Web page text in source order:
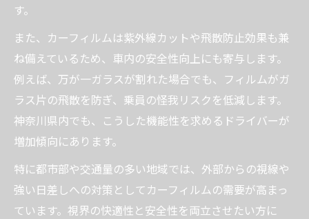
効果
断熱やゴーストフィルムとの違いと選び方
のコツ
カーフィルムの透明感とプライバシー確保
の関係
定術
カーフィルム施工の費用相場と安く抑える
す。
また、カーフィルムは紫外線カットや飛散防止効果も兼
ね備えているため、車内の安全性向上にも寄与します。
例えば、万が一ガラスが割れた場合でも、フィルムがガ
ラス片の飛散を防ぎ、乗員の怪我リスクを低減します。
神奈川県内でも、こうした機能性を求めるドライバーが
増加傾向にあります。
特に都市部や交通量の多い地域では、外部からの視線や
強い日差しへの対策としてカーフィルムの需要が高まっ
ています。視界の快適性と安全性を両立させたい方に